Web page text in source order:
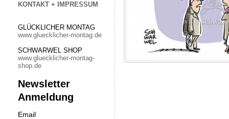
KONTAKT + IMPRESSUM
GLÜCKLICHER MONTAG
www.gluecklicher-montag.de
SCHWARWEL SHOP
www.gluecklicher-montag-
shop.de
Newsletter
Anmeldung
Email